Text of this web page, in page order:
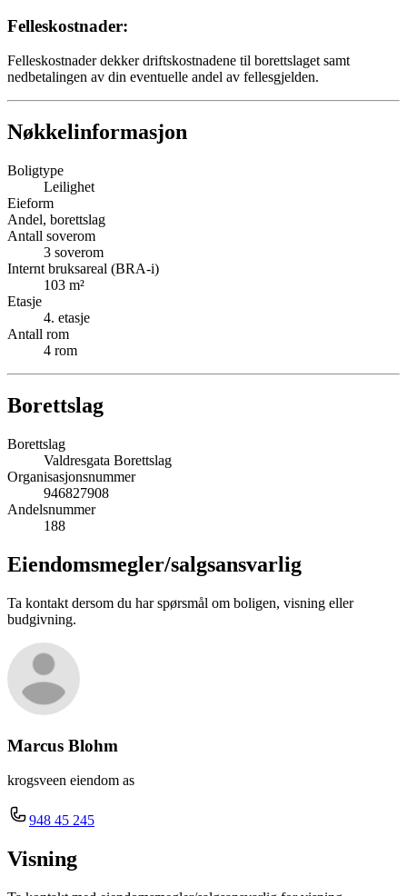
Felleskostnader:
Felleskostnader dekker driftskostnadene til borettslaget samt
nedbetalingen av din eventuelle andel av fellesgjelden.
Nøkkelinformasjon
Boligtype
Leilighet
Eieform
Andel, borettslag
Antall soverom
3 soverom
Internt bruksareal (BRA-i)
103 m²
Etasje
4. etasje
Antall rom
4 rom
Borettslag
Borettslag
Valdresgata Borettslag
Organisasjonsnummer
946827908
Andelsnummer
188
Eiendomsmegler/salgsansvarlig
Ta kontakt dersom du har spørsmål om boligen, visning eller
budgivning.
Marcus Blohm
krogsveen eiendom as
948 45 245
Visning